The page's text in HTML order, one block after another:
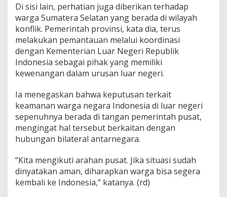
Di sisi lain, perhatian juga diberikan terhadap
warga Sumatera Selatan yang berada di wilayah
konflik. Pemerintah provinsi, kata dia, terus
melakukan pemantauan melalui koordinasi
dengan Kementerian Luar Negeri Republik
Indonesia sebagai pihak yang memiliki
kewenangan dalam urusan luar negeri.
Ia menegaskan bahwa keputusan terkait
keamanan warga negara Indonesia di luar negeri
sepenuhnya berada di tangan pemerintah pusat,
mengingat hal tersebut berkaitan dengan
hubungan bilateral antarnegara.
“Kita mengikuti arahan pusat. Jika situasi sudah
dinyatakan aman, diharapkan warga bisa segera
kembali ke Indonesia,” katanya. (rd)